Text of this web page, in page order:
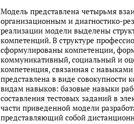
Модель представлена четырьмя
организационным и диагностико-
реализации модели выделены
компетенций. В структуре
сформулированы компетенции,
коммуникативный, социальный и
компетенция, связанная с
представлена в виде
видам навыков: базовые навыки
составления тестовых заданий в
части приведенной модели
представляющий собой